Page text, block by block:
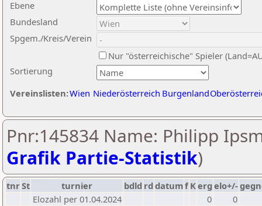
Ebene
Sortierung
Bundesland
Spgem./Kreis/Verein
Nur "österreichische" Spieler
Vereinslisten:Wien Niederösterreich Burgenland
Pnr:145834 Name: Philipp
Grafik Partie-Statistik)
tnrSt turnier bdld rd datumf Kerg elo+/-
Elozahl per 01.04.2024
0
0